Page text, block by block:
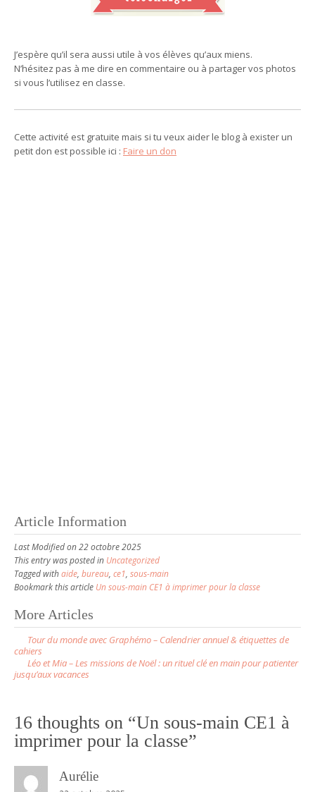
J’espère qu’il sera aussi utile à vos élèves qu’aux miens.
N’hésitez pas à me dire en commentaire ou à partager vos photos
si vous l’utilisez en classe.
Cette activité est gratuite mais si tu veux aider le blog à exister un
petit don est possible ici : Faire un don
Article Information
Last Modified on 22 octobre 2025
This entry was posted in Uncategorized
Tagged withaide, bureau, ce1, sous-main
Bookmark this article Un sous-main CE1 à imprimer pour la classe
P
o
s
a
v
i
More Articles
Tour du monde avec Graphémo – Calendrier annuel & étiquettes de
cahiers
Léo et Mia – Les missions de Noël : un rituel clé en main pour patienter
jusqu’aux vacances
16 thoughts on “Un sous-main CE1 à
imprimer pour la classe”
Aurélie